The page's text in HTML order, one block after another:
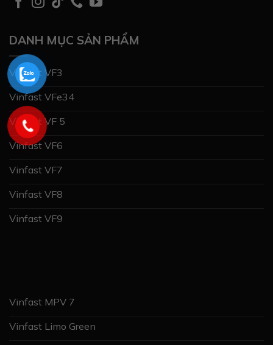
DANH MỤC SẢN PHẨM
Vinfast VF3
Vinfast VFe34
Vinfast VF 5
Vinfast VF6
Vinfast VF7
Vinfast VF8
Vinfast VF9
Vinfast MPV 7
Vinfast Limo Green